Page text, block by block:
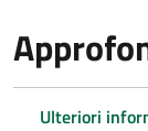
Ulteriori